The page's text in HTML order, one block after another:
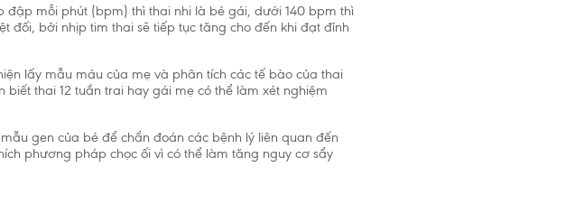
đập mỗi phút (bpm) thì thai nhi là bé gái, dưới 140 bpm thì
đối, bởi nhịp tim thai sẽ tiếp tục tăng cho đến khi đạt đỉnh
lấy mẫu máu của mẹ và phân tích các tế bào của thai
biết thai 12 tuần trai hay gái mẹ có thể làm xét nghiệm
gen của bé để chẩn đoán các bệnh lý liên quan đến
phương pháp chọc ối vì có thể làm tăng nguy cơ sẩy